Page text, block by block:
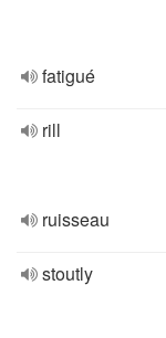
fatigué
rill
ruisseau
stoutly